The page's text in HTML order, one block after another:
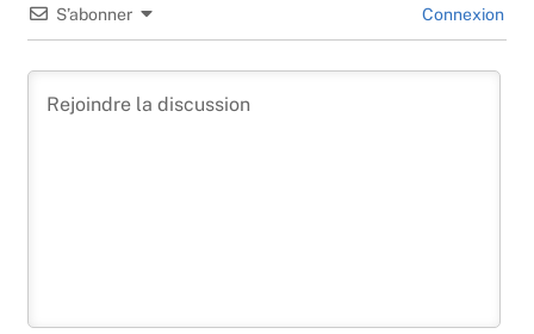
S’abonner Connexion